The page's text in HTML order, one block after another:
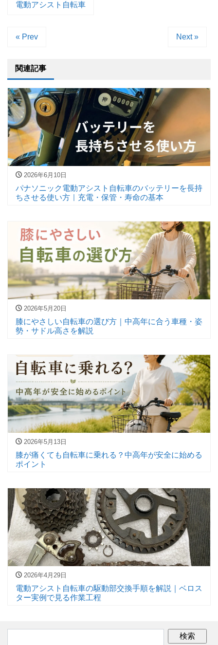
電動アシスト自転車
« Prev Next »
関連記事
2026年6月10日
パナソニック電動アシスト自転車のバッテリーを長持
ちさせる使い方｜充電・保管・寿命の基本
2026年5月20日
膝にやさしい自転車の選び方｜中高年に合う車種・姿
勢・サドル高さを解説
2026年5月13日
膝が痛くても自転車に乗れる？中高年が安全に始める
ポイント
2026年4月29日
電動アシスト自転車の駆動部交換手順を解説｜ベロス
ター実例で見る作業工程